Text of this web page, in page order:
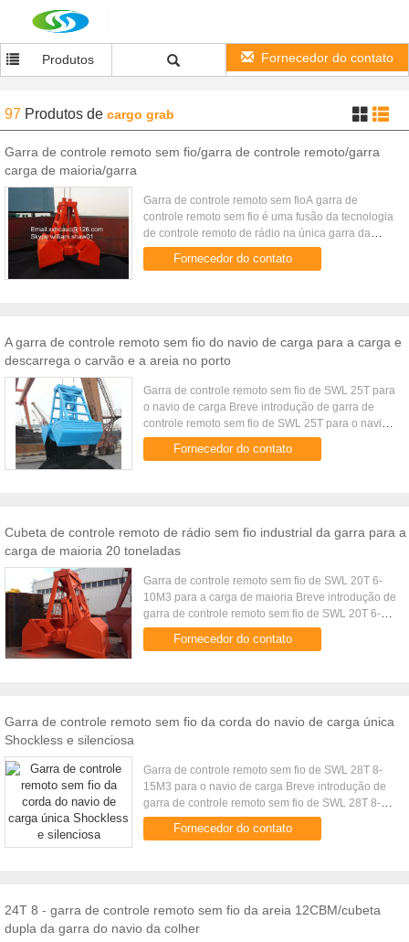
Produtos Fornecedor do contato
97 Produtos de cargo grab
Garra de controle remoto sem fio/garra de controle remoto/garra
carga de maioria/garra
Garra de controle remoto sem fioA garra de
controle remoto sem fio é uma fusão da tecnologia
de controle remoto de rádio na única garra da
corda para segurar de materiais de maioria. É
projetada particularmente ...
Fornecedor do contato
A garra de controle remoto sem fio do navio de carga para a carga e
descarrega o carvão e a areia no porto
Garra de controle remoto sem fio de SWL 25T para
o navio de carga Breve introdução de garra de
controle remoto sem fio de SWL 25T para o navio
de carga A garra de controle remoto sem fio é uma
garra dupla da ...
Fornecedor do contato
Cubeta de controle remoto de rádio sem fio industrial da garra para a
carga de maioria 20 toneladas
Garra de controle remoto sem fio de SWL 20T 6-
10M3 para a carga de maioria Breve introdução de
garra de controle remoto sem fio de SWL 20T 6-
10M3 para a carga de maioria A garra de controle
remoto sem fio é uma ...
Fornecedor do contato
Garra de controle remoto sem fio da corda do navio de carga única
Shockless e silenciosa
Garra de controle remoto sem fio de SWL 28T 8-
15M3 para o navio de carga Breve introdução de
garra de controle remoto sem fio de SWL 28T 8-
15M3 para o navio de carga A garra de controle
remoto sem fio é uma ...
Fornecedor do contato
24T 8 - garra de controle remoto sem fio da areia 12CBM/cubeta
dupla da garra do navio da colher